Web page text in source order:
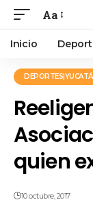
Aa
Inicio
quien
10 octubre, 2017